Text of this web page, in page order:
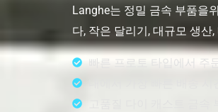
Langhe는 정밀 금속 부품을
다, 작은 달리기, 대규모 생
빠른 프로토 타입에서 주